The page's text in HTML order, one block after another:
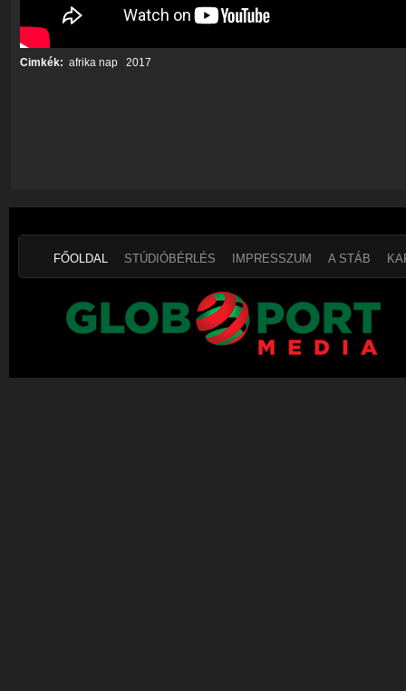
Cimkék: afrika nap 2017
FŐOLDAL STÚDIÓBÉRLÉS IMPRESSZUM A STÁB